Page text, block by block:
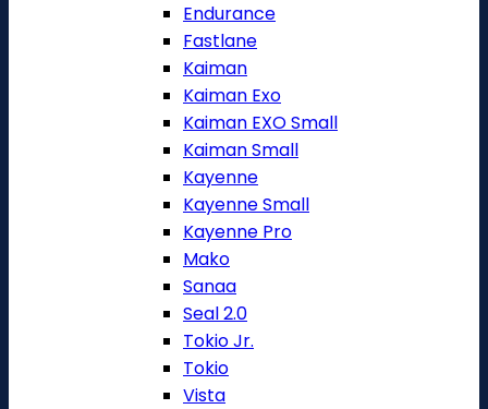
Endurance
Fastlane
Kaiman
Kaiman Exo
Kaiman EXO Small
Kaiman Small
Kayenne
Kayenne Small
Kayenne Pro
Mako
Sanaa
Seal 2.0
Tokio Jr.
Tokio
Vista